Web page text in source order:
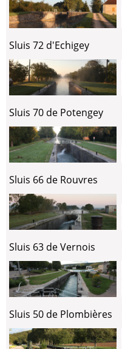
Sluis 72 d'Echigey
Sluis 70 de Potengey
Sluis 66 de Rouvres
Sluis 63 de Vernois
Sluis 50 de Plombières